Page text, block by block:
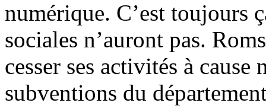
numérique. C’est toujours
sociales n’auront pas.
cesser ses activités à cause
subventions du